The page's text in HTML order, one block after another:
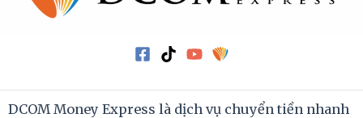
DCOM Money Express là dịch vụ chuyển tiền nhanh